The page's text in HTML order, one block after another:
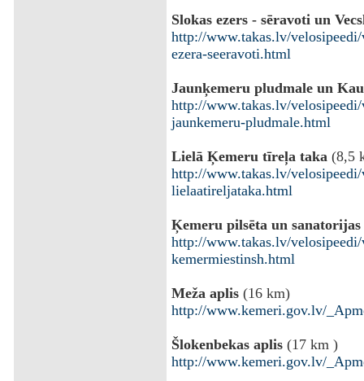
Slokas ezers - sēravoti un
http://www.takas.lv/
ezera-seeravoti.html
Jaunķemeru pludmale un
http://www.takas.lv/
jaunkemeru-pludmale.html
Lielā Ķemeru tīreļa taka(8,5
http://www.takas.lv/
lielaatireljataka.html
Ķemeru pilsēta un
http://www.takas.lv/
kemermiestinsh.html
Meža aplis(16 km)
http://www.kemeri.gov.lv/
Šlokenbekas aplis (17 km )
http://www.kemeri.gov.lv/